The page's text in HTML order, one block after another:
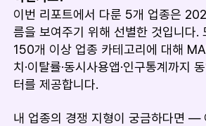
이번 리포트에서 다룬 5개 업종은
름을 보여주기 위해 선별한 것입니다.
150개 이상 업종 카테고리에 대해
치·이탈률·동시사용앱·인구통계까지
터를 제공합니다.
내 업종의 경쟁 지형이 궁금하다면 —